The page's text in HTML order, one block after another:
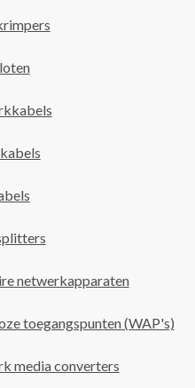
netwerkapparaten
toegangspunten (WAP's)
media converters